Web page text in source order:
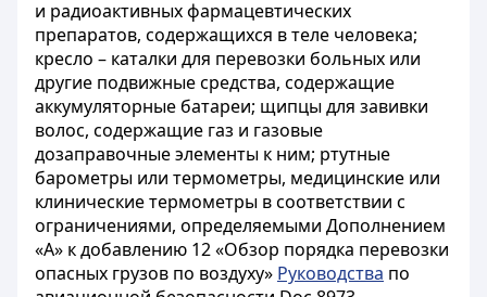
и радиоактивных фармацевтических
препаратов, содержащихся в теле человека;
кресло – каталки для перевозки больных или
другие подвижные средства, содержащие
аккумуляторные батареи; щипцы для завивки
волос, содержащие газ и газовые
дозаправочные элементы к ним; ртутные
барометры или термометры, медицинские или
клинические термометры в соответствии с
ограничениями, определяемыми Дополнением
«А» к добавлению 12 «Обзор порядка перевозки
опасных грузов по воздуху» Руководства по